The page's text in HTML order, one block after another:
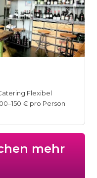
Flexibel
€ pro Person
mehr